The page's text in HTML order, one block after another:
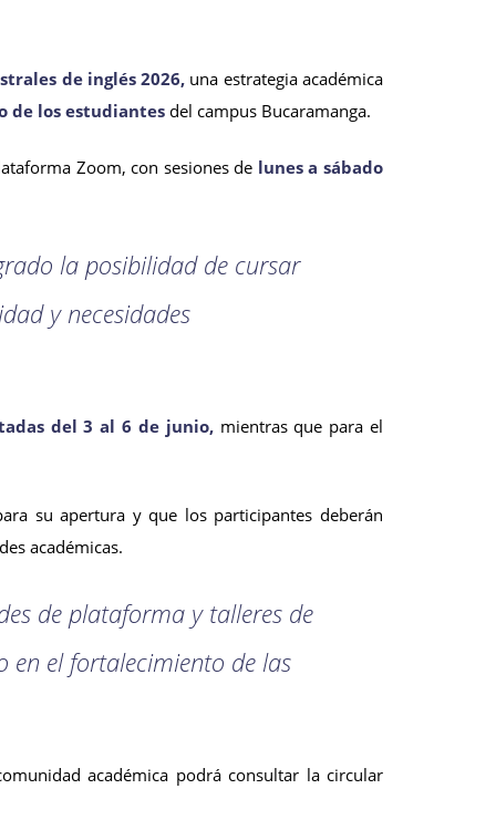
de inglés 2026, una estrategia académica
de los estudiantesdel campus Bucaramanga.
Zoom, con sesiones de lunes a sábado
la posibilidad de cursar
y necesidades
del 3 al 6 de junio,mientras que para el
su apertura y que los participantes deberán
académicas.
de plataforma y talleres de
en el fortalecimiento de las
académica podrá consultar la circular